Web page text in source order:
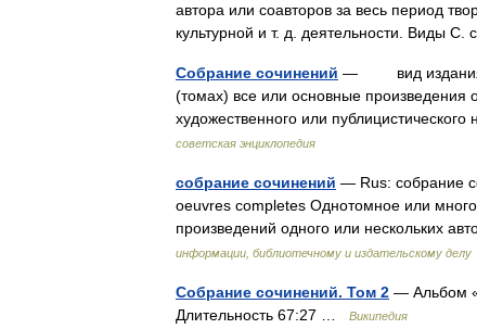
автора или соавторов за весь период
культурной и т. д. деятельности. Виды
Собрание сочинений — вид издания,
(томах) все или основные произведения
художественного или
советская энциклопедия
собрание сочинений — Rus: собрание
oeuvres completes Однотомное или
произведений одного или нескольких
информации, библиотечному и издательскому делу
Собрание сочинений. Том 2 — Альбом
Длительность 67:27 …
Википедия